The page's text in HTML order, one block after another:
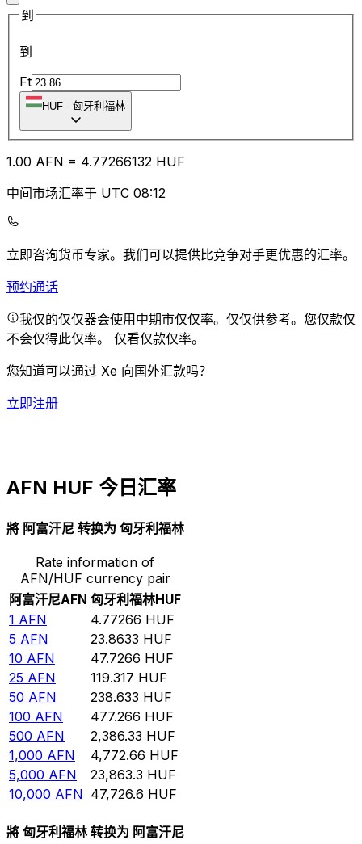
到
到
Ft
HUF - 匈牙利福林
1.00 AFN = 4.77266132 HUF
中间市场汇率于 UTC 08:12
立即咨询货币专家。 我们可以提供比竞争对手更优惠的汇率。
预约通话
我仅的仅仅器会使用中期市仅仅率。仅仅供参考。您仅款仅
不会仅得此仅率。 仅看仅款仅率。
您知道可以通过 Xe 向国外汇款吗？
立即注册
AFN HUF 今日汇率
將 阿富汗尼 转换为 匈牙利福林
Rate information of
AFN/HUF currency pair
阿富汗尼AFN 匈牙利福林HUF
1 AFN 4.77266 HUF
5 AFN 23.8633 HUF
10 AFN 47.7266 HUF
25 AFN 119.317 HUF
50 AFN 238.633 HUF
100 AFN 477.266 HUF
500 AFN 2,386.33 HUF
1,000 AFN 4,772.66 HUF
5,000 AFN 23,863.3 HUF
10,000 AFN 47,726.6 HUF
將 匈牙利福林 转换为 阿富汗尼